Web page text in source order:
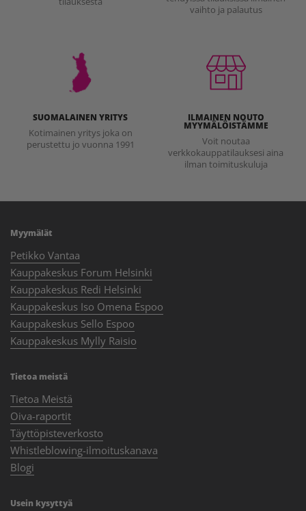
vaihto ja palautus
SUOMALAINEN YRITYS
Kotimainen yritys joka on
perustettu jo vuonna 1991
ILMAINEN NOUTO
MYYMÄLÖISTÄMME
Voit noutaa
verkkokauppatilauksesi aina
ilman toimituskuluja
Myymälät
Petikko Vantaa
Kauppakeskus Forum Helsinki
Kauppakeskus Redi Helsinki
Kauppakeskus Iso Omena Espoo
Kauppakeskus Sello Espoo
Kauppakeskus Mylly Raisio
Tietoa meistä
Tietoa Meistä
Oiva-raportit
Täyttöpisteverkosto
Whistleblowing-ilmoituskanava
Blogi
Usein kysyttyä